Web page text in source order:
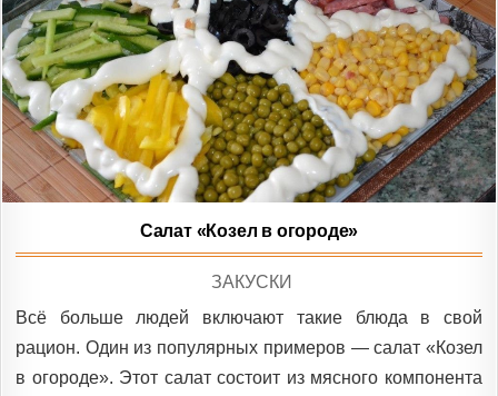
Салат «Козел в огороде»
POSTED
ЗАКУСКИ
Всё больше людей включают такие блюда в свой
рацион. Один из популярных примеров — салат «Козел
в огороде». Этот салат состоит из мясного компонента